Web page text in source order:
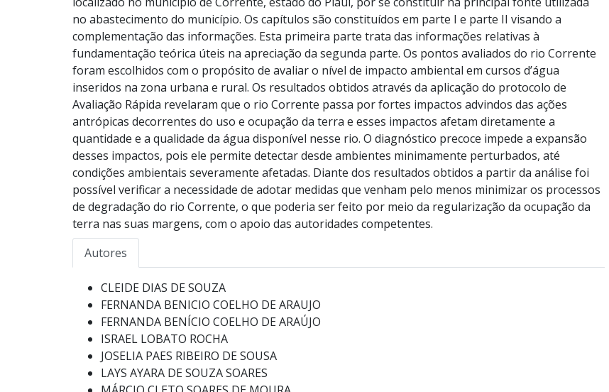
no abastecimento do município. Os capítulos são constituídos em parte I e parte II visando a
complementação das informações. Esta primeira parte trata das informações relativas à
fundamentação teórica úteis na apreciação da segunda parte. Os pontos avaliados do rio Corrente
foram escolhidos com o propósito de avaliar o nível de impacto ambiental em cursos d’água
inseridos na zona urbana e rural. Os resultados obtidos através da aplicação do protocolo de
Avaliação Rápida revelaram que o rio Corrente passa por fortes impactos advindos das ações
antrópicas decorrentes do uso e ocupação da terra e esses impactos afetam diretamente a
quantidade e a qualidade da água disponível nesse rio. O diagnóstico precoce impede a expansão
desses impactos, pois ele permite detectar desde ambientes minimamente perturbados, até
condições ambientais severamente afetadas. Diante dos resultados obtidos a partir da análise foi
possível verificar a necessidade de adotar medidas que venham pelo menos minimizar os processos
de degradação do rio Corrente, o que poderia ser feito por meio da regularização da ocupação da
terra nas suas margens, com o apoio das autoridades competentes.
Autores
CLEIDE DIAS DE SOUZA
FERNANDA BENICIO COELHO DE ARAUJO
FERNANDA BENÍCIO COELHO DE ARAÚJO
ISRAEL LOBATO ROCHA
JOSELIA PAES RIBEIRO DE SOUSA
LAYS AYARA DE SOUZA SOARES